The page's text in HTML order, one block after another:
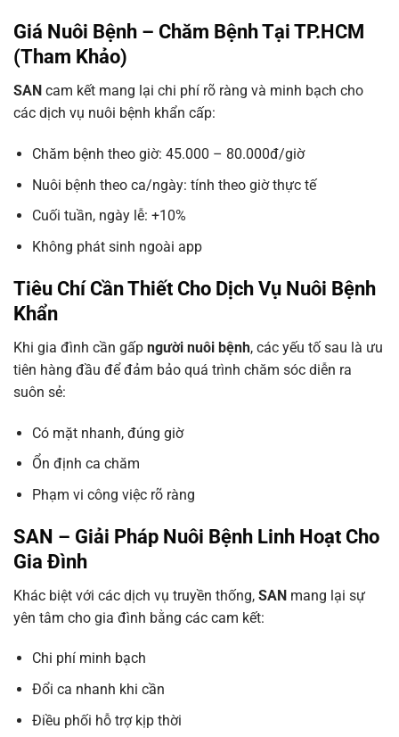
Giá Nuôi Bệnh – Chăm Bệnh Tại TP.HCM
(Tham Khảo)
SAN cam kết mang lại chi phí rõ ràng và minh bạch cho
các dịch vụ nuôi bệnh khẩn cấp:
Chăm bệnh theo giờ: 45.000 – 80.000đ/giờ
Nuôi bệnh theo ca/ngày: tính theo giờ thực tế
Cuối tuần, ngày lễ: +10%
Không phát sinh ngoài app
Tiêu Chí Cần Thiết Cho Dịch Vụ Nuôi Bệnh
Khẩn
Khi gia đình cần gấp người nuôi bệnh, các yếu tố sau là ưu
tiên hàng đầu để đảm bảo quá trình chăm sóc diễn ra
suôn sẻ:
Có mặt nhanh, đúng giờ
Ổn định ca chăm
Phạm vi công việc rõ ràng
SAN – Giải Pháp Nuôi Bệnh Linh Hoạt Cho
Gia Đình
Khác biệt với các dịch vụ truyền thống, SAN mang lại sự
yên tâm cho gia đình bằng các cam kết:
Chi phí minh bạch
Đổi ca nhanh khi cần
Điều phối hỗ trợ kịp thời